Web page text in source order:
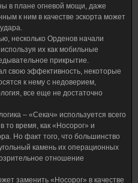
в плане огневой мощи, даже
к ним в качестве эскорта может
несколько Орденов начали
их как мобильные
прикрытие.
свою эффективность, некоторые
к нему с недоверием,
все еще не достаточно
– «Секач» используется всего
то время, как «Носорог» и
Но факт того, что большинство
камень их операционных
отношение
заменить «Носорог» в качестве